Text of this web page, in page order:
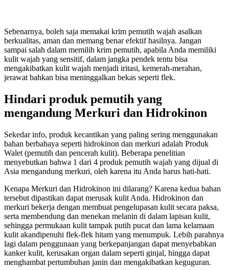
Sebenarnya, boleh saja memakai krim pemutih wajah asalkan
berkualitas, aman dan memang benar efektif hasilnya. Jangan
sampai salah dalam memilih krim pemutih, apabila Anda memiliki
kulit wajah yang sensitif, dalam jangka pendek tentu bisa
mengakibatkan kulit wajah menjadi iritasi, kemerah-merahan,
jerawat bahkan bisa meninggalkan bekas seperti flek.
Hindari produk pemutih yang
mengandung Merkuri dan Hidrokinon
Sekedar info, produk kecantikan yang paling sering menggunakan
bahan berbahaya seperti hidrokinon dan merkuri adalah Produk
Walet (pemutih dan pencerah kulit). Beberapa penelitian
menyebutkan bahwa 1 dari 4 produk pemutih wajah yang dijual di
Asia mengandung merkuri, oleh karena itu Anda harus hati-hati.
Kenapa Merkuri dan Hidrokinon ini dilarang? Karena kedua bahan
tersebut dipastikan dapat merusak kulit Anda. Hidrokinon dan
merkuri bekerja dengan membuat pengelupasan kulit secara paksa,
serta membendung dan menekan melanin di dalam lapisan kulit,
sehingga permukaan kulit tampak putih pucat dan lama kelamaan
kulit akandipenuhi flek-flek hitam yang menumpuk. Lebih parahnya
lagi dalam penggunaan yang berkepanjangan dapat menyebabkan
kanker kulit, kerusakan organ dalam seperti ginjal, hingga dapat
menghambat pertumbuhan janin dan mengakibatkan keguguran.